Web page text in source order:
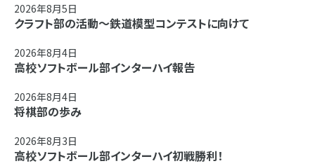
2026年8月5日
クラフト部の活動～鉄道模型コンテストに向けて
2026年8月4日
高校ソフトボール部インターハイ報告
2026年8月4日
将棋部の歩み
2026年8月3日
高校ソフトボール部インターハイ初戦勝利！